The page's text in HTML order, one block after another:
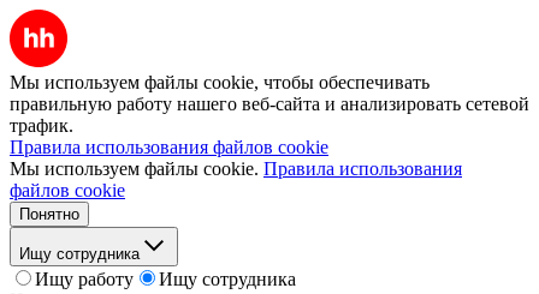
Мы используем файлы cookie, чтобы обеспечивать
правильную работу нашего веб-сайта и анализировать сетевой
трафик.
Правила использования файлов cookie
Мы используем файлы cookie. Правила использования
файлов cookie
Понятно
Ищу сотрудника
Ищу работу
Ищу сотрудника